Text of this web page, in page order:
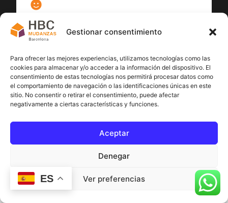
Gestionar consentimiento
Para ofrecer las mejores experiencias, utilizamos tecnologías como las
cookies para almacenar y/o acceder a la información del dispositivo. El
consentimiento de estas tecnologías nos permitirá procesar datos como
el comportamiento de navegación o las identificaciones únicas en este
sitio. No consentir o retirar el consentimiento, puede afectar
negativamente a ciertas características y funciones.
Aceptar
Denegar
Ver preferencias
100
ES